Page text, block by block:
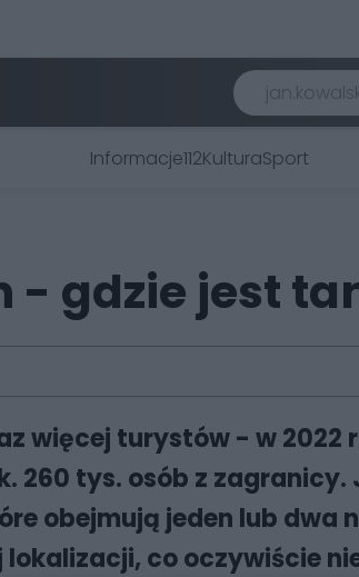
Informacje112KulturaSport
- gdzie jest
więcej turystów - w
260 tys. osób z
obejmują jeden lub dwa
co oczywiście